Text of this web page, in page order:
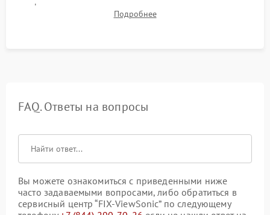
фокуса, контрастности и цветопередачи на тестовых
таблицах. Проверка работы всех видеовходов и кнопок
Подробнее
FAQ. Ответы на вопросы
Вы можете ознакомиться с приведенными ниже
часто задаваемыми вопросами, либо обратиться в
сервисный центр “FIX-ViewSonic” по следующему